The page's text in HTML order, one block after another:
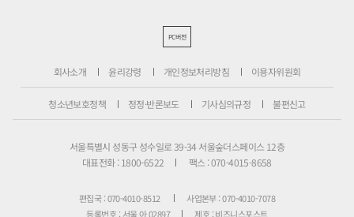
PC버전
회사소개 윤리강령 개인정보처리방침 이용자위원회
청소년보호정책 정정·반론보도 기사심의규정 불편신고
서울특별시 성동구 성수일로 39-34 서울숲더스페이스 12층
대표전화 : 1800-6522
팩스 : 070-4015-8658
편집국 : 070-4010-8512
사업본부 : 070-4010-7078
등록번호 : 서울 아 02897
제호 : 비즈니스포스트